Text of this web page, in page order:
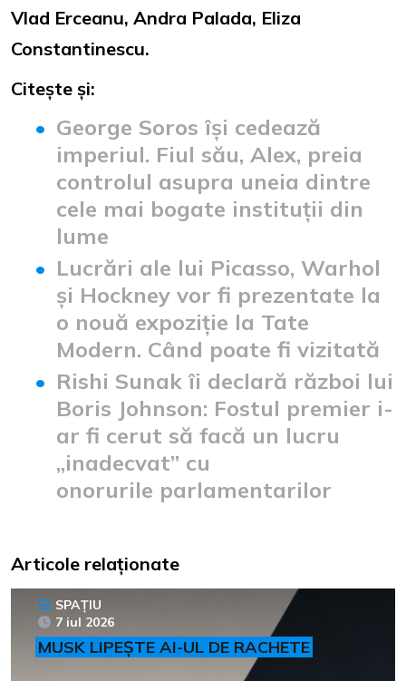
Vlad Erceanu, Andra Palada, Eliza
Constantinescu.
Citește și:
George Soros își cedează
imperiul. Fiul său, Alex, preia
controlul asupra uneia dintre
cele mai bogate instituții din
lume
Lucrări ale lui Picasso, Warhol
și Hockney vor fi prezentate la
o nouă expoziție la Tate
Modern. Când poate fi vizitată
Rishi Sunak îi declară război lui
Boris Johnson: Fostul premier i-
ar fi cerut să facă un lucru
„inadecvat” cu
onorurile parlamentarilor
Articole relaționate
SPAȚIU
7 iul 2026
MUSK LIPEȘTE AI-UL DE RACHETE